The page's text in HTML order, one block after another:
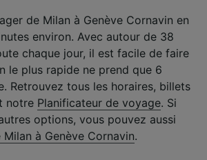
de Milan à Genève Cornavin en
environ. Avec autour de 38
chaque jour, il est facile de faire
le plus rapide ne prend que 6
Retrouvez tous les horaires, billets
notre Planificateur de voyage. Si
options, vous pouvez aussi
Milan à Genève Cornavin.